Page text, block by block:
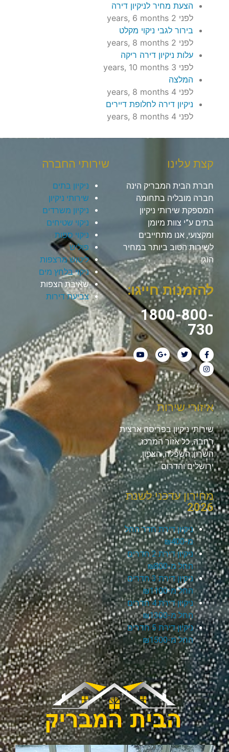
הצעת מחיר לניקיון דירה
לפני 2 years, 6 months
בירור לגבי ניקוי מקלט
לפני 2 years, 8 months
עלות ניקיון דירה ריקה
לפני 3 years, 10 months
המלצה
לפני 4 years, 8 months
ניקיון דירה לחלופת דיירים
לפני 4 years, 8 months
קצת עלינו
חברת הבית המבריק הינה
חברה מובליה בתחומה
המספקת שירותי ניקיון
בתים ע”י צוות מיומן
ומקצועי, אנו מתחייבים
לשירות הטוב ביותר במחיר
הוגן.
להזמנות חייגו:
1800-800-
730
שירותי החברה
ניקיון בתים
שירותי ניקיון
ניקיון משרדים
ניקוי שטיחים
ניקוי ספות
פוליש
ליטוש מרצפות
ניקוי בלחץ מים
שאיבת הצפות
צביעת דירות
איזורי שירות
שירותי ניקיון בפריסה ארצית
רחבה, כל אזור המרכז,
השרון, השפלה, הצפון,
ירושלים והדרום.
מחירון עדכני לשנת
2026
ניקיון דירת חדר החל
מ-₪400
ניקיון דירת 2 חדרים
החל מ-₪800
ניקיון דירת 3 חדרים
החל מ-₪1100
ניקיון דירת 4 חדרים
החל מ-₪1300
ניקיון דירת 5 חדרים
החל מ-₪1500